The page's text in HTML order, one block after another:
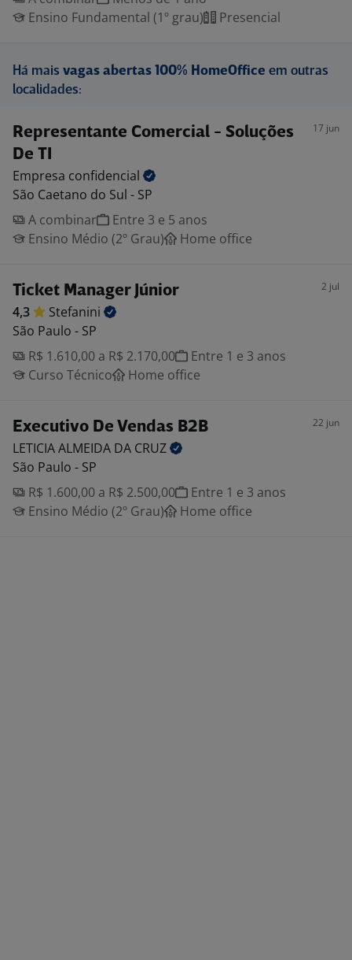
Ensino Fundamental (1º grau)
Presencial
Há mais vagas abertas 100% HomeOffice em outras
localidades:
Representante Comercial - Soluções
De TI
17 jun
Empresa confidencial
São Caetano do Sul - SP
A combinar
Entre 3 e 5 anos
Ensino Médio (2º Grau)
Home office
Ticket Manager Júnior 2 jul
4,3
Stefanini
São Paulo - SP
R$ 1.610,00 a R$ 2.170,00
Entre 1 e 3 anos
Curso Técnico
Home office
Executivo De Vendas B2B 22 jun
LETICIA ALMEIDA DA CRUZ
São Paulo - SP
R$ 1.600,00 a R$ 2.500,00
Entre 1 e 3 anos
Ensino Médio (2º Grau)
Home office